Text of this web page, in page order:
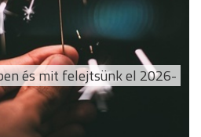
és mit felejtsünk el 2026-